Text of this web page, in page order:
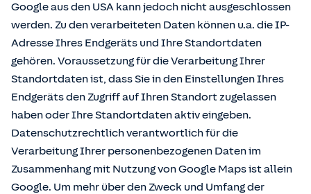
Google aus den USA kann jedoch nicht ausgeschlossen
werden. Zu den verarbeiteten Daten können u.a. die IP-
Adresse Ihres Endgeräts und Ihre Standortdaten
gehören. Voraussetzung für die Verarbeitung Ihrer
Standortdaten ist, dass Sie in den Einstellungen Ihres
Endgeräts den Zugriff auf Ihren Standort zugelassen
haben oder Ihre Standortdaten aktiv eingeben.
Datenschutzrechtlich verantwortlich für die
Verarbeitung Ihrer personenbezogenen Daten im
Zusammenhang mit Nutzung von Google Maps ist allein
Google. Um mehr über den Zweck und Umfang der